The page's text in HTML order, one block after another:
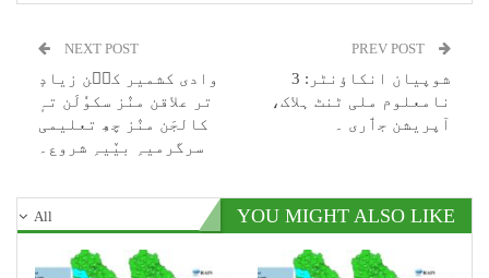
شوپیان انکاؤنٹر: 3
نامعلوم ملی ٹنٹ ہلاک،
آپریشن جٲری ۔
NEXT POST
وادی کشمیر کٮ۪ن زیادٕ
تر علاقن منٛز سکوٗلَن تہٕ
کالجَن منٛز چھِ تعلیمی
سرگرمیہِ بیٚیہِ شروع۔
All YOU MIGHT ALSO LIKE